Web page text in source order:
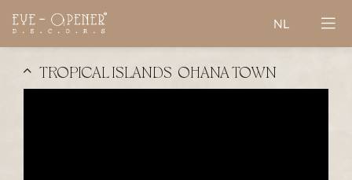
NL
TROPICAL ISLANDS | OHANA TOWN